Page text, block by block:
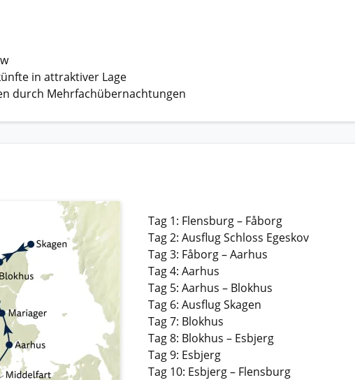
in attraktiver Lage
durch Mehrfachübernachtungen
Tag 1: Flensburg – Fåborg
Tag 2: Ausflug Schloss Egeskov
Tag 3: Fåborg – Aarhus
Tag 4: Aarhus
Tag 5: Aarhus – Blokhus
Tag 6: Ausflug Skagen
Tag 7: Blokhus
Tag 8: Blokhus – Esbjerg
Tag 9: Esbjerg
Tag 10: Esbjerg – Flensburg